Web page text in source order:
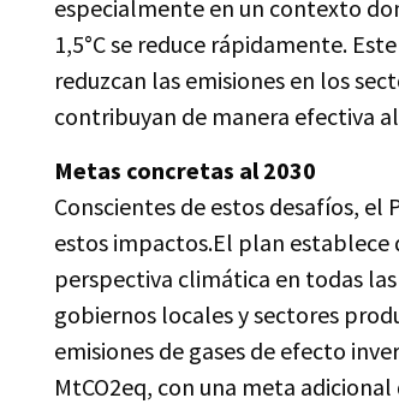
especialmente en un contexto
1,5°C se reduce rápidamente.
reduzcan las emisiones en los
contribuyan de manera efectiva
Metas concretas al 2030
Conscientes de estos desafíos,
estos impactos.El plan establece
perspectiva climática en todas
gobiernos locales y sectores
emisiones de gases de efecto
MtCO2eq, con una meta